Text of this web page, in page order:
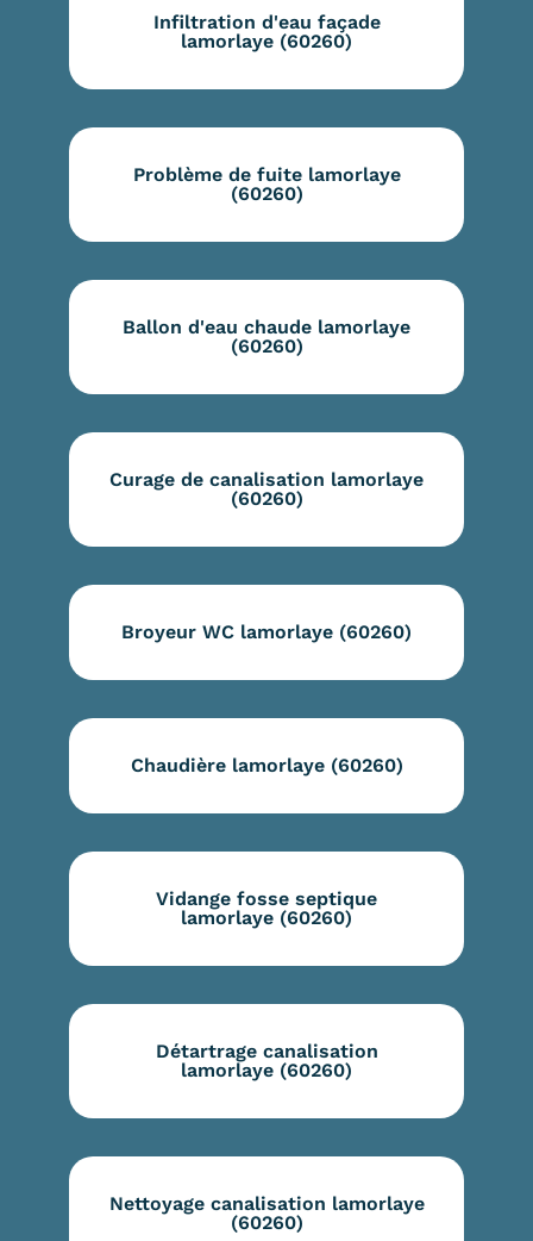
Infiltration d'eau façade
lamorlaye (60260)
Problème de fuite lamorlaye
(60260)
Ballon d'eau chaude lamorlaye
(60260)
Curage de canalisation lamorlaye
(60260)
Broyeur WC lamorlaye (60260)
Chaudière lamorlaye (60260)
Vidange fosse septique
lamorlaye (60260)
Détartrage canalisation
lamorlaye (60260)
Nettoyage canalisation lamorlaye
(60260)